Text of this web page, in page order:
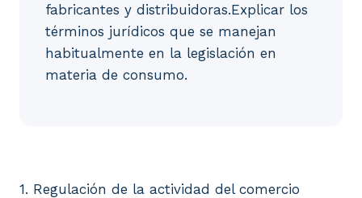
fabricantes y distribuidoras.Explicar los
términos jurídicos que se manejan
habitualmente en la legislación en
materia de consumo.
1. Regulación de la actividad del comercio